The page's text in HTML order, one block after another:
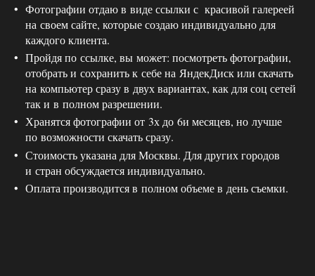
Фотографии отдаю в виде ссылки с красивой галереей
на своем сайте, которые создаю индивидуально для
каждого клиента.
Пройдя по ссылке, вы может: посмотреть фотографии,
отобрать и сохранить к себе на ЯндекДиск или скачать
на компьютер сразу в двух вариантах, как для соц сетей
так и в полном разрешении.
Хранятся фотографии от 3х до 6и месяцев, но лучше
по возможности скачать сразу.
Стоимость указана для Москвы. Для других городов
и стран обсуждается индивидуально.
Оплата производится в полном объеме в день съемки.